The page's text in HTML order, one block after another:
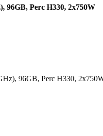
96GB, Perc H330, 2x750W
96GB, Perc H330,